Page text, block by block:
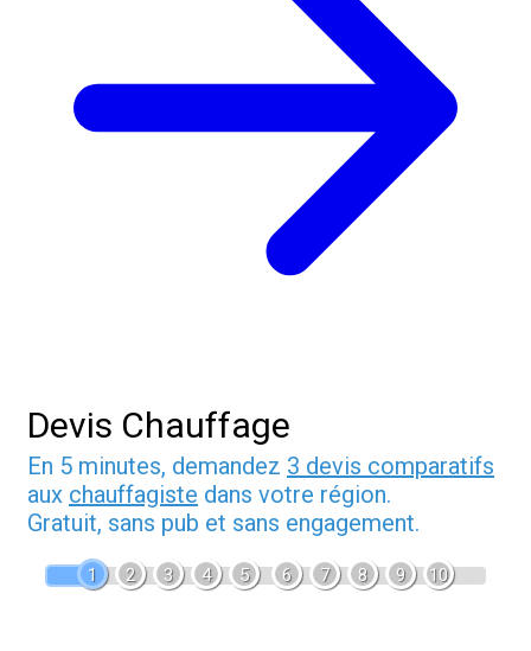
Devis Chauffage
En 5 minutes, demandez 3 devis comparatifs
aux chauffagiste dans votre région.
Gratuit, sans pub et sans engagement.
1 2 3 4 5 6 7 8 9 10